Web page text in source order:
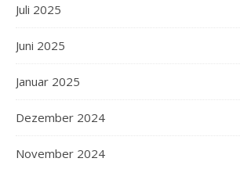
Juli 2025
Juni 2025
Januar 2025
Dezember 2024
November 2024